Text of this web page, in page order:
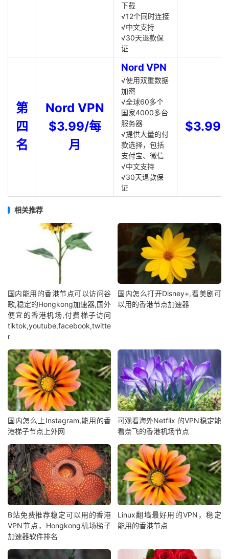
下载
√12个同时连接
√中文支持
√30天退款保
证
第
四
名
Nord VPN
$3.99/每
月
Nord VPN
√使用双重数据
加密
√全球60多个
国家4000多台
服务器
√提供大量的付
款选择，包括
支付宝、微信
√中文支持
√30天退款保
证
$3.99
相关推荐
国内能用的香港节点可以访问谷
歌,稳定的Hongkong加速器,国外
便宜的香港机场,付费梯子访问
tiktok,youtube,facebook,twitte
r
国内怎么打开Disney+,看美剧可
以用的香港节点加速器
国内怎么上Instagram,能用的香
港梯子节点上外网
可观看海外Netflix 的VPN稳定能
看奈飞的香港机场节点
B站免费推荐稳定可以用的香港
VPN节点，Hongkong机场梯子
加速器软件排名
Linux翻墙最好用的VPN，稳定
能用的香港节点